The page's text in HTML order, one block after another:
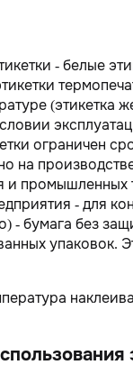
- белые
(этикетка
ограничен
и промышленных
- для
- бумага без
упаковок.